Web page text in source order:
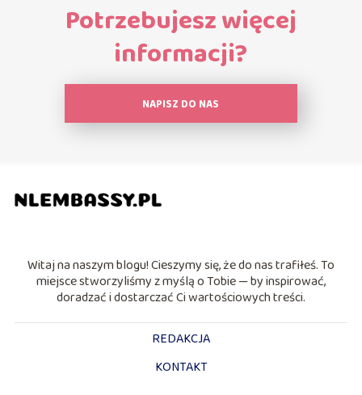
Potrzebujesz więcej
informacji?
NAPISZ DO NAS
Witaj na naszym blogu! Cieszymy się, że do nas trafiłeś. To
miejsce stworzyliśmy z myślą o Tobie — by inspirować,
doradzać i dostarczać Ci wartościowych treści.
REDAKCJA
KONTAKT